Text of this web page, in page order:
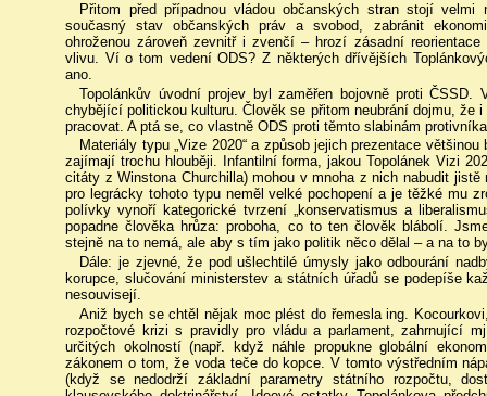
Přitom před případnou vládou občanských stran stojí velmi
současný stav občanských práv a svobod, zabránit
ohroženou zároveň zevnitř i zvenčí – hrozí zásadní
vlivu. Ví o tom vedení ODS? Z některých dřívějších
ano.
Topolánkův úvodní projev byl zaměřen bojovně proti
chybějící politickou kulturu. Člověk se přitom neubrání dojmu, že
pracovat. A ptá se, co vlastně ODS proti těmto slabinám
Materiály typu „Vize 2020“ a způsob jejich prezentace
zajímají trochu hlouběji. Infantilní forma, jakou Topolánek Vizi
citáty z Winstona Churchilla) mohou v mnoha z nich nabudit
pro legrácky tohoto typu neměl velké pochopení a je těžké mu
polívky vynoří kategorické tvrzení „konservatismus a
popadne člověka hrůza: proboha, co to ten člověk blábolí.
stejně na to nemá, ale aby s tím jako politik něco dělal – a na to
Dále: je zjevné, že pod ušlechtilé úmysly jako odbourání
korupce, slučování ministerstev a státních úřadů se podepíše
nesouvisejí.
Aniž bych se chtěl nějak moc plést do řemesla ing.
rozpočtové krizi s pravidly pro vládu a parlament, zahrnující
určitých okolností (např. když náhle propukne globální
zákonem o tom, že voda teče do kopce. V tomto výstředním
(když se nedodrží základní parametry státního rozpočtu,